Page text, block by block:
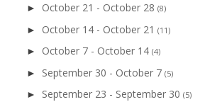
► October 21 - October 28 (8)
► October 14 - October 21 (11)
► October 7 - October 14 (4)
► September 30 - October 7 (5)
► September 23 - September 30 (5)